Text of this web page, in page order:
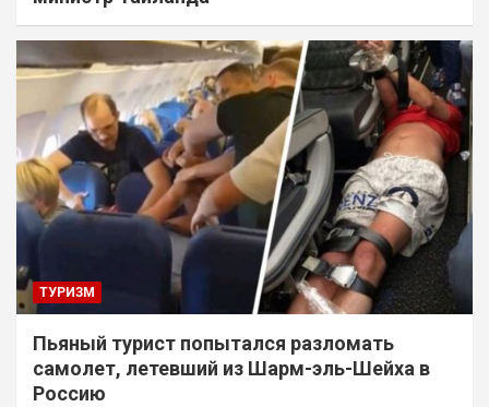
ТУРИЗМ
Пьяный турист попытался разломать
самолет, летевший из Шарм-эль-Шейха в
Россию